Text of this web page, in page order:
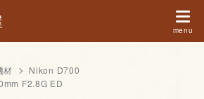
材
Nikon D700
F2.8G ED